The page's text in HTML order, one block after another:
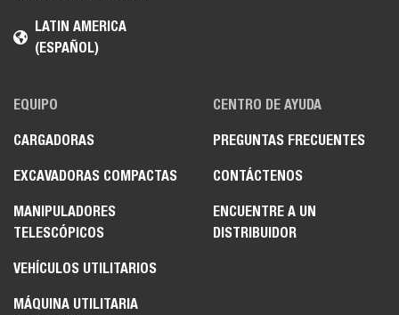
LATIN AMERICA
(ESPAÑOL)
EQUIPO
CARGADORAS
EXCAVADORAS COMPACTAS
MANIPULADORES
TELESCÓPICOS
VEHÍCULOS UTILITARIOS
MÁQUINA UTILITARIA
CENTRO DE AYUDA
PREGUNTAS FRECUENTES
CONTÁCTENOS
ENCUENTRE A UN
DISTRIBUIDOR